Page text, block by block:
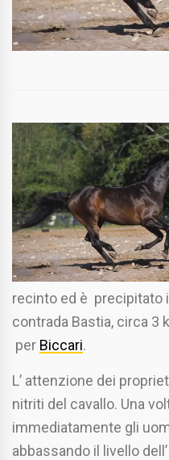
recinto ed è precipitato
contrada Bastia, circa 3
per Biccari.
L’ attenzione dei
nitriti del cavallo. Una
immediatamente gli
abbassando il livello